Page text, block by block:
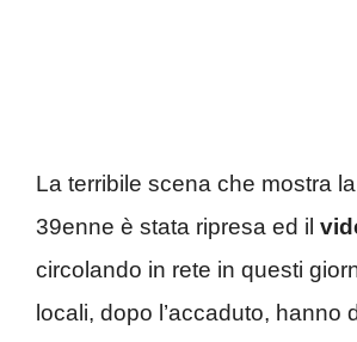
La terribile scena che mostra
39enne è stata ripresa ed il
circolando in rete in questi
locali, dopo l’accaduto, hanno